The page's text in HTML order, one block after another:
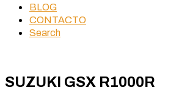
BLOG
CONTACTO
Search
SUZUKI GSX R1000R